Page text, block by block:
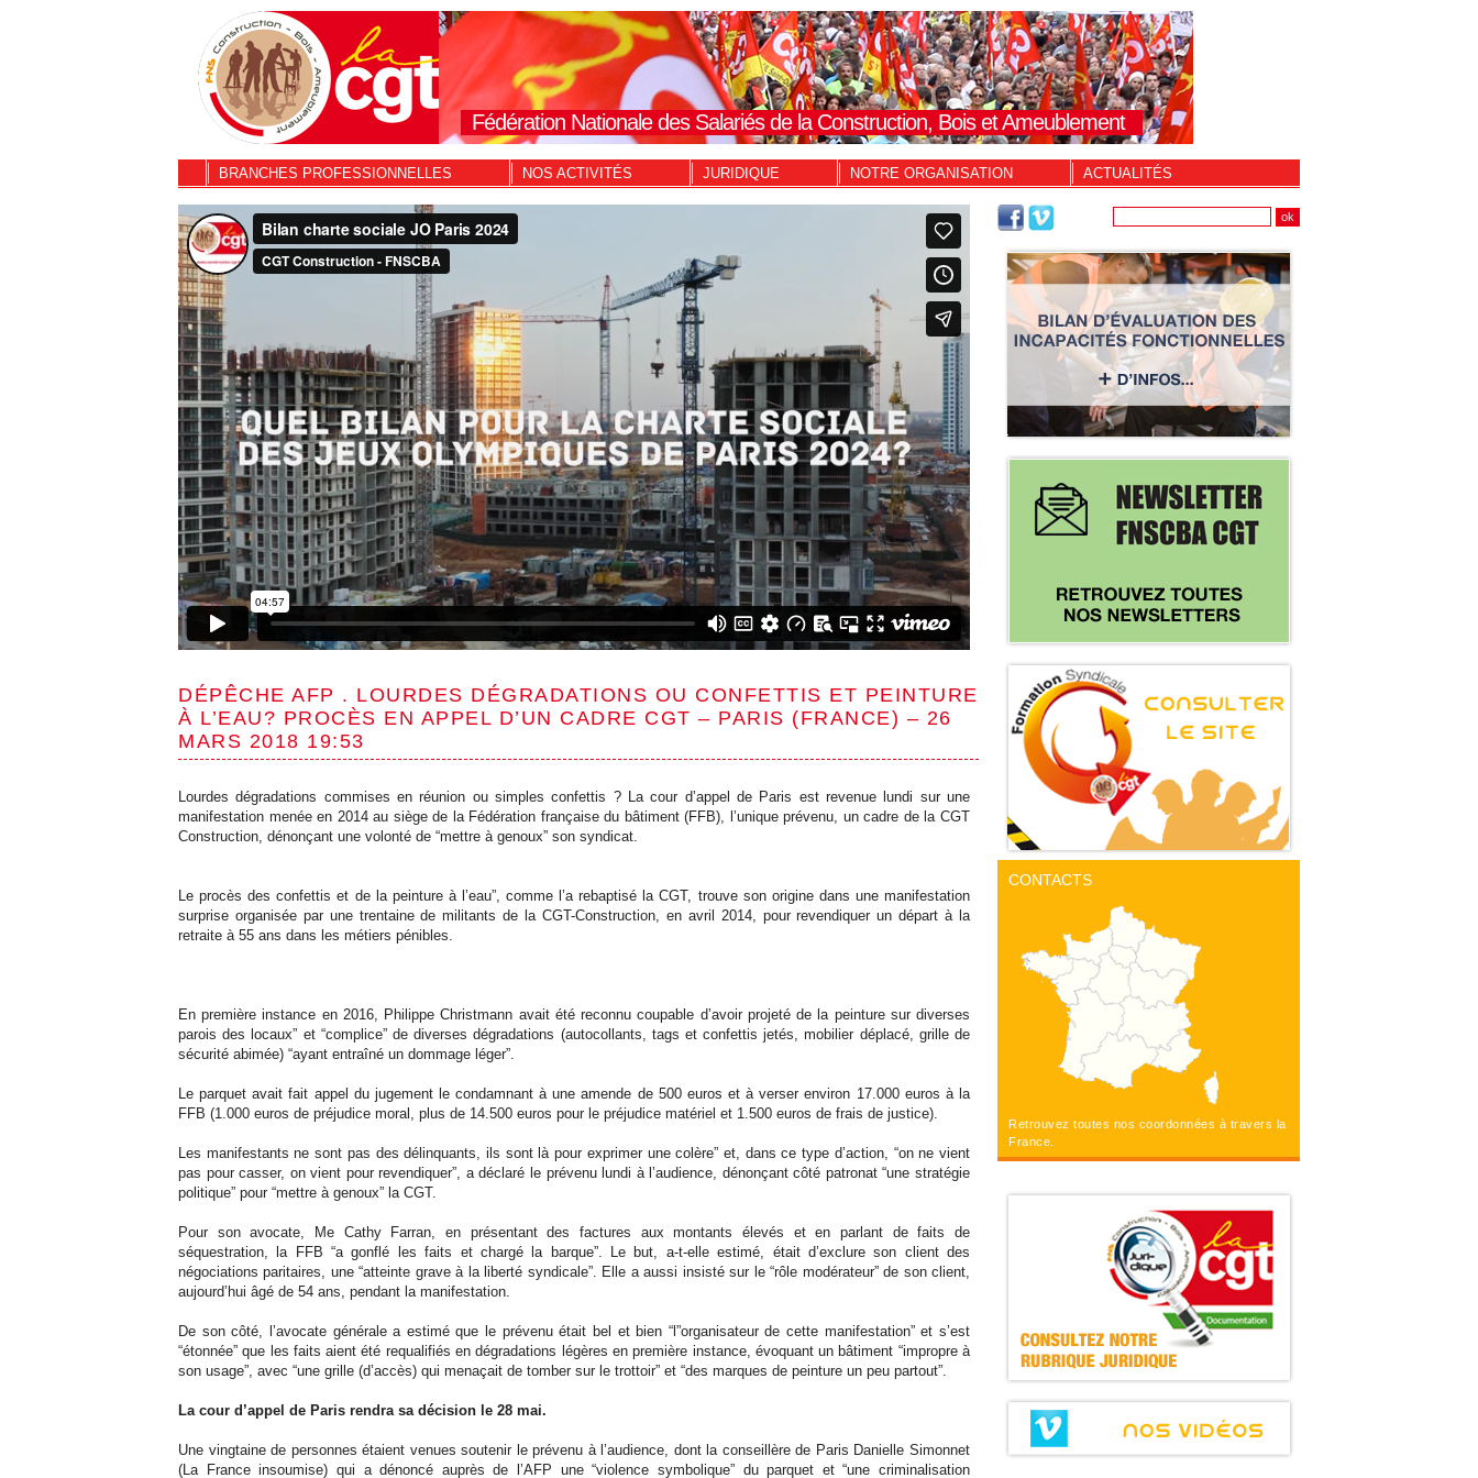
Fédération Nationale des Salariés de la Construction, Bois et Ameublement
BRANCHES PROFESSIONNELLES NOS ACTIVITÉS JURIDIQUE NOTRE ORGANISATION ACTUALITÉS
CONTACTS
Retrouvez toutes nos coordonnées à travers la
France.
DÉPÊCHE AFP . LOURDES DÉGRADATIONS OU CONFETTIS ET PEINTURE
À L’EAU? PROCÈS EN APPEL D’UN CADRE CGT – PARIS (FRANCE) – 26
MARS 2018 19:53
Lourdes dégradations commises en réunion ou simples confettis ? La cour d’appel de Paris est revenue lundi sur une
manifestation menée en 2014 au siège de la Fédération française du bâtiment (FFB), l’unique prévenu, un cadre de la CGT
Construction, dénonçant une volonté de “mettre à genoux” son syndicat.
Le procès des confettis et de la peinture à l’eau”, comme l’a rebaptisé la CGT, trouve son origine dans une manifestation
surprise organisée par une trentaine de militants de la CGT-Construction, en avril 2014, pour revendiquer un départ à la
retraite à 55 ans dans les métiers pénibles.
En première instance en 2016, Philippe Christmann avait été reconnu coupable d’avoir projeté de la peinture sur diverses
parois des locaux” et “complice” de diverses dégradations (autocollants, tags et confettis jetés, mobilier déplacé, grille de
sécurité abimée) “ayant entraîné un dommage léger”.
Le parquet avait fait appel du jugement le condamnant à une amende de 500 euros et à verser environ 17.000 euros à la
FFB (1.000 euros de préjudice moral, plus de 14.500 euros pour le préjudice matériel et 1.500 euros de frais de justice).
Les manifestants ne sont pas des délinquants, ils sont là pour exprimer une colère” et, dans ce type d’action, “on ne vient
pas pour casser, on vient pour revendiquer”, a déclaré le prévenu lundi à l’audience, dénonçant côté patronat “une stratégie
politique” pour “mettre à genoux” la CGT.
Pour son avocate, Me Cathy Farran, en présentant des factures aux montants élevés et en parlant de faits de
séquestration, la FFB “a gonflé les faits et chargé la barque”. Le but, a-t-elle estimé, était d’exclure son client des
négociations paritaires, une “atteinte grave à la liberté syndicale”. Elle a aussi insisté sur le “rôle modérateur” de son client,
aujourd’hui âgé de 54 ans, pendant la manifestation.
De son côté, l’avocate générale a estimé que le prévenu était bel et bien “l”organisateur de cette manifestation” et s’est
“étonnée” que les faits aient été requalifiés en dégradations légères en première instance, évoquant un bâtiment “impropre à
son usage”, avec “une grille (d’accès) qui menaçait de tomber sur le trottoir” et “des marques de peinture un peu partout”.
La cour d’appel de Paris rendra sa décision le 28 mai.
Une vingtaine de personnes étaient venues soutenir le prévenu à l’audience, dont la conseillère de Paris Danielle Simonnet
(La France insoumise) qui a dénoncé auprès de l’AFP une “violence symbolique” du parquet et “une criminalisation